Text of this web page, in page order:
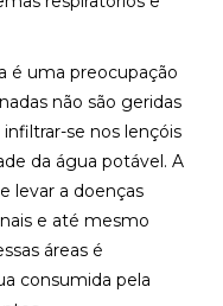
é uma preocupação
não são geridas
se nos lençóis
da água potável. A
levar a doenças
e até mesmo
áreas é
consumida pela